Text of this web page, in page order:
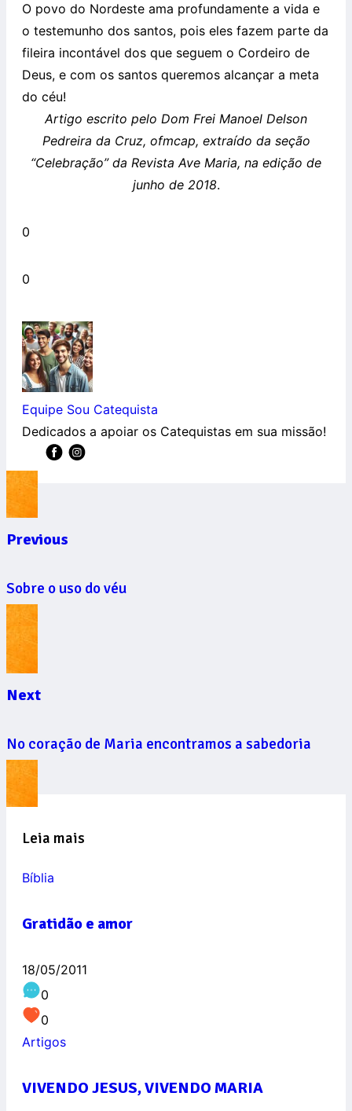
O povo do Nordeste ama profundamente a vida e
o testemunho dos santos, pois eles fazem parte da
fileira incontável dos que seguem o Cordeiro de
Deus, e com os santos queremos alcançar a meta
do céu!
Artigo escrito pelo Dom Frei Manoel Delson
Pedreira da Cruz, ofmcap, extraído da seção
“Celebração” da Revista Ave Maria, na edição de
junho de 2018.
0
0
Equipe Sou Catequista
Dedicados a apoiar os Catequistas em sua missão!
Previous
Sobre o uso do véu
Next
No coração de Maria encontramos a sabedoria
Leia mais
Bíblia
Gratidão e amor
18/05/2011
0
0
Artigos
VIVENDO JESUS, VIVENDO MARIA